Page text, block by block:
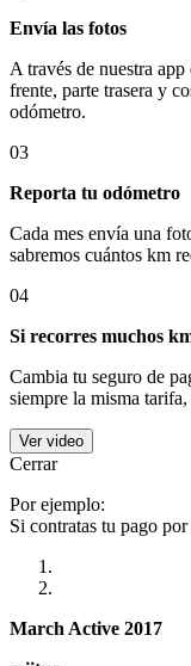
Envía las fotos
A través de nuestra
frente, parte trasera y
odómetro.
03
Reporta tu odómetro
Cada mes envía una
sabremos cuántos km
04
Si recorres muchos
Cambia tu seguro de
siempre la misma
Ver video
Cerrar
Por ejemplo:
Si contratas tu pago
March Active 2017